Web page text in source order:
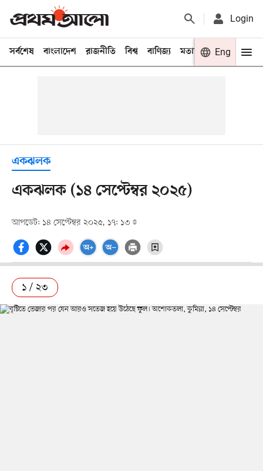
Login
সর্বশেষ বাংলাদেশ রাজনীতি বিশ্ব বাণিজ্য মতামত খেলা
Eng
একঝলক
একঝলক (১৪ সেপ্টেম্বর ২০২৫)
আপডেট: ১৪ সেপ্টেম্বর ২০২৫, ১৭: ১৩
১ / ২৩